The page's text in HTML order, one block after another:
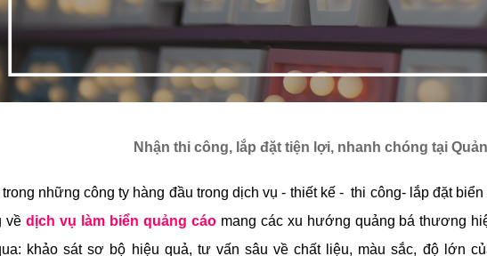
Nhận thi công, lắp đặt tiện lợi, nhanh chóng tại
trong những công ty hàng đầu trong dịch vụ - thiết kế - thi công- lắp đặt
về dịch vụ làm biển quảng cáo mang các xu hướng quảng bá thương
khảo sát sơ bộ hiệu quả, tư vấn sâu về chất liệu, màu sắc, độ lớn